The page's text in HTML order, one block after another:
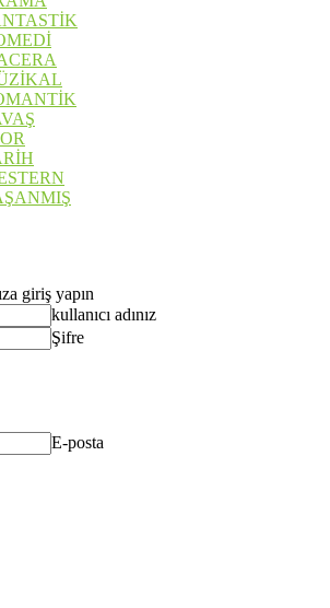
giriş yapın
kullanıcı adınız
Şifre
E-posta